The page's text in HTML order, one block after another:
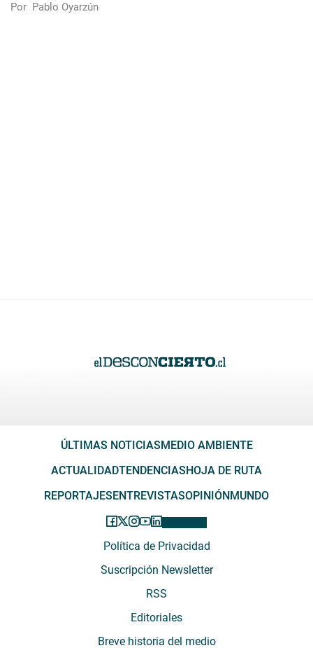
Por Pablo Oyarzún
ÚLTIMAS NOTICIASMEDIO AMBIENTE
ACTUALIDADTENDENCIASHOJA DE RUTA
REPORTAJESENTREVISTASOPINIÓNMUNDO
Política de Privacidad
Suscripción Newsletter
RSS
Editoriales
Breve historia del medio